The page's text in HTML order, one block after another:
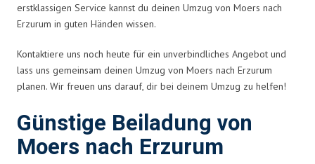
erstklassigen Service kannst du deinen Umzug von Moers nach
Erzurum in guten Händen wissen.
Kontaktiere uns noch heute für ein unverbindliches Angebot und
lass uns gemeinsam deinen Umzug von Moers nach Erzurum
planen. Wir freuen uns darauf, dir bei deinem Umzug zu helfen!
Günstige Beiladung von
Moers nach Erzurum